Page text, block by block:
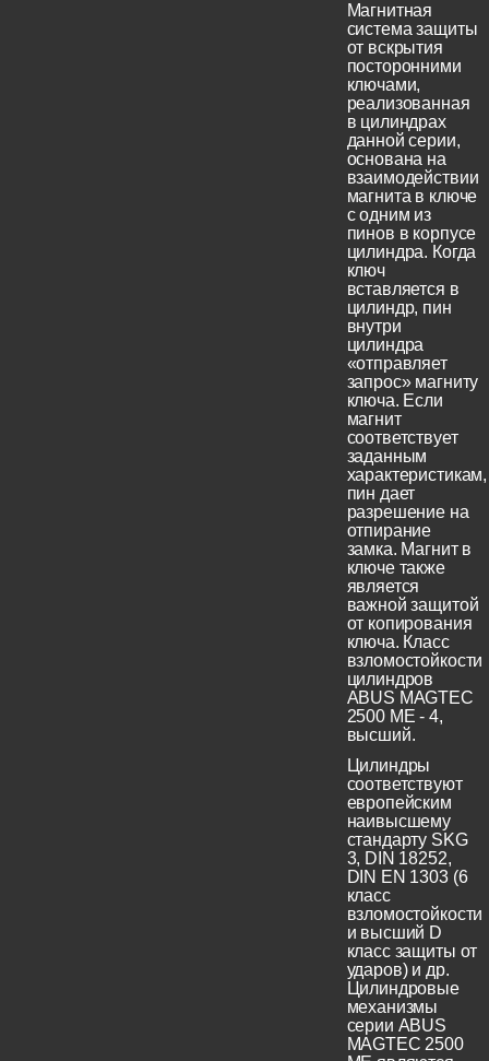
Магнитная
система защиты
от вскрытия
посторонними
ключами,
реализованная
в цилиндрах
данной серии,
основана на
взаимодействии
магнита в ключе
с одним из
пинов в корпусе
цилиндра. Когда
ключ
вставляется в
цилиндр, пин
внутри
цилиндра
«отправляет
запрос» магниту
ключа. Если
магнит
соответствует
заданным
характеристикам,
пин дает
разрешение на
отпирание
замка. Магнит в
ключе также
является
важной защитой
от копирования
ключа. Класс
взломостойкости
цилиндров
ABUS MAGTEC
2500 ME - 4,
высший.
Цилиндры
соответствуют
европейским
наивысшему
стандарту SKG
3, DIN 18252,
DIN EN 1303 (6
класс
взломостойкости
и высший D
класс защиты от
ударов) и др.
Цилиндровые
механизмы
серии ABUS
MAGTEC 2500